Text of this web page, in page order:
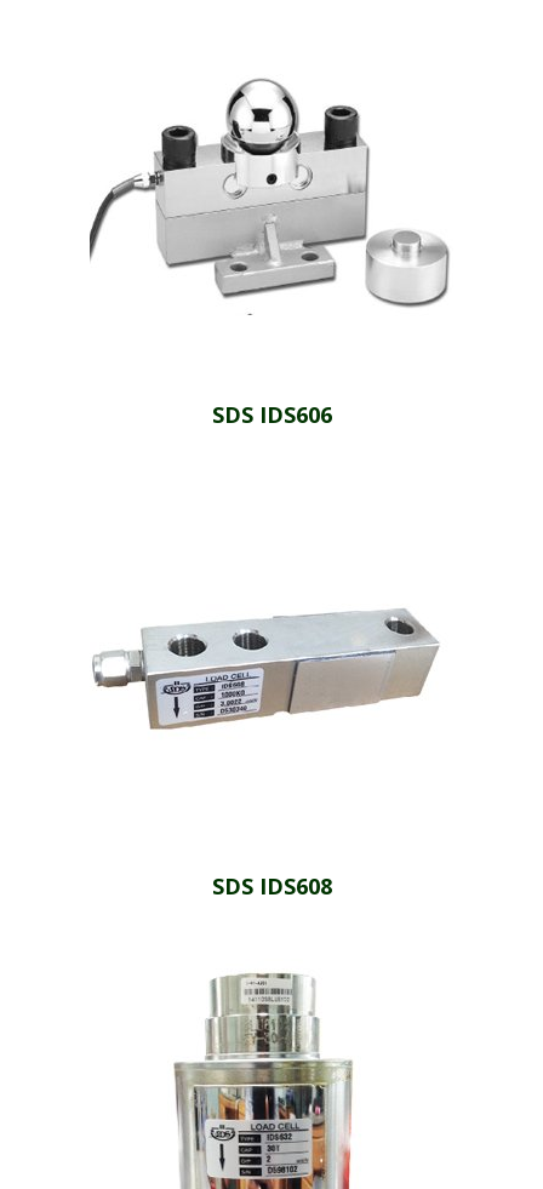
SDS IDS606
SDS IDS608